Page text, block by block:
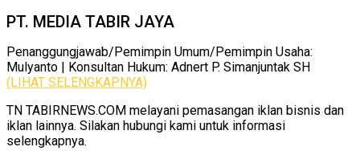
PT. MEDIA TABIR JAYA
Penanggungjawab/Pemimpin Umum/Pemimpin Usaha:
Mulyanto | Konsultan Hukum: Adnert P. Simanjuntak SH
(LIHAT SELENGKAPNYA)
TN TABIRNEWS.COM melayani pemasangan iklan bisnis dan
iklan lainnya. Silakan hubungi kami untuk informasi
selengkapnya.